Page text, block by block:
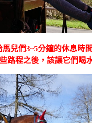
兒們3~5分鐘的休息時間
路程之後，該讓它們喝